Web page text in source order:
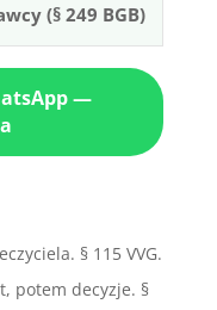
(§ 249 BGB)
—
§ 115 VVG.
potem decyzje. §